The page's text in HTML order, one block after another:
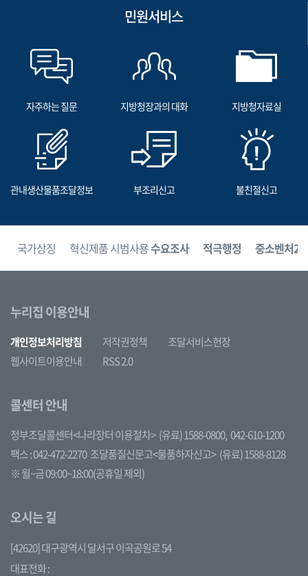
민원서비스
자주하는 질문 지방청장과의 대화 지방청자료실
관내생산물품조달정보 부조리신고 불친절신고
국가상징 혁신제품 시범사용수요조사 적극행정 중소벤처24
누리집 이용안내
개인정보처리방침 저작권정책
조달서비스헌장
웹사이트이용안내
RSS 2.0
콜센터 안내
정부조달콜센터<나라장터 이용절차> (유료) 1588-0800, 042-610-1200
팩스 : 042-472-2270 조달품질신문고<물품하자신고> (유료) 1588-8128
※ 월~금 09:00~18:00(공휴일 제외)
오시는 길
[42620] 대구광역시 달서구 이곡공원로 54
대표전화 :